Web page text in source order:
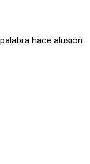
hace alusión